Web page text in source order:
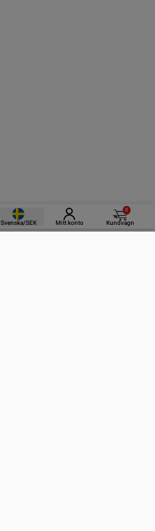
Svenska/SEK Mitt konto
0
Kundvagn